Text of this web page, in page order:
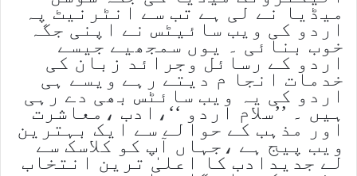
میڈیا نے لی ہے تب سے انٹرنیٹ پہ
اردو کی ویب سائیٹس نے اپنی جگہ
خوب بنائی ۔ یوں سمجھیے جیسے
اردو کے رسائل وجرائد زبان کی
خدمات انجا م دیتے رہے ویسے ہی
اردو کی یہ ویب سائٹس بھی دے رہی
ہیں ۔ ’’سلام اردو ‘‘،ادب ،معاشرت
اور مذہب کے حوالے سے ایک بہترین
ویب پیج ہے ،جہاں آپ کو کلاسک سے
لے جدیدادب کا اعلیٰ ترین انتخاب